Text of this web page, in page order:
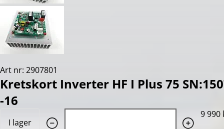
Art nr: 2907801
Kretskort Inverter HF I Plus 75
-16
I lager
9 990